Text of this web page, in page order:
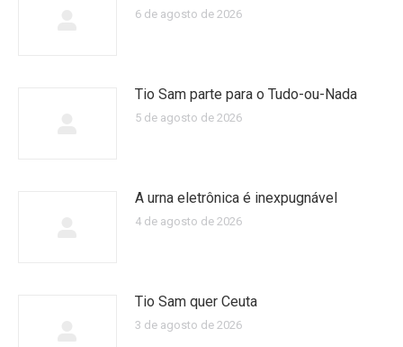
6 de agosto de 2026
Tio Sam parte para o Tudo-ou-Nada
5 de agosto de 2026
A urna eletrônica é inexpugnável
4 de agosto de 2026
Tio Sam quer Ceuta
3 de agosto de 2026